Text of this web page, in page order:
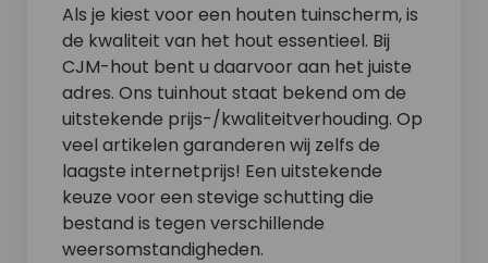
Als je kiest voor een houten tuinscherm, is
de kwaliteit van het hout essentieel. Bij
CJM-hout bent u daarvoor aan het juiste
adres. Ons tuinhout staat bekend om de
uitstekende prijs-/kwaliteitverhouding. Op
veel artikelen garanderen wij zelfs de
laagste internetprijs! Een uitstekende
keuze voor een stevige schutting die
bestand is tegen verschillende
weersomstandigheden.